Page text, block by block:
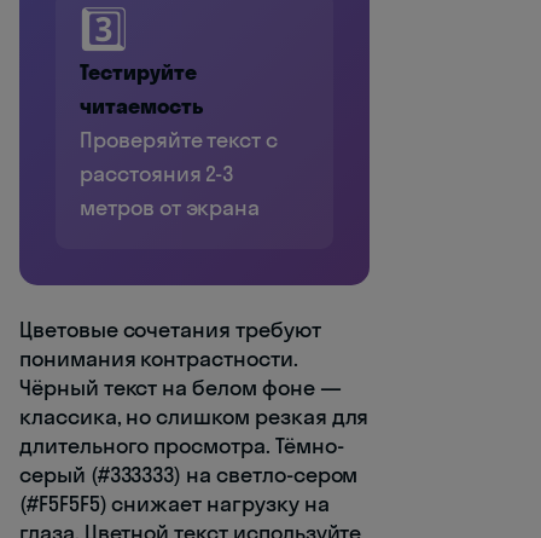
3️⃣
Тестируйте
читаемость
Проверяйте текст с
расстояния 2-3
метров от экрана
Цветовые сочетания требуют
понимания контрастности.
Чёрный текст на белом фоне —
классика, но слишком резкая для
длительного просмотра. Тёмно-
серый (#333333) на светло-сером
(#F5F5F5) снижает нагрузку на